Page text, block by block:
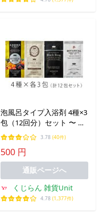
泡風呂タイプ入浴剤 4種×3
包（12回分）セット 〜 送
料無料・501円
3.78 (40件)
500 円
通販ページへ
くじらん 雑貨Unit
4.78 (1,377件)